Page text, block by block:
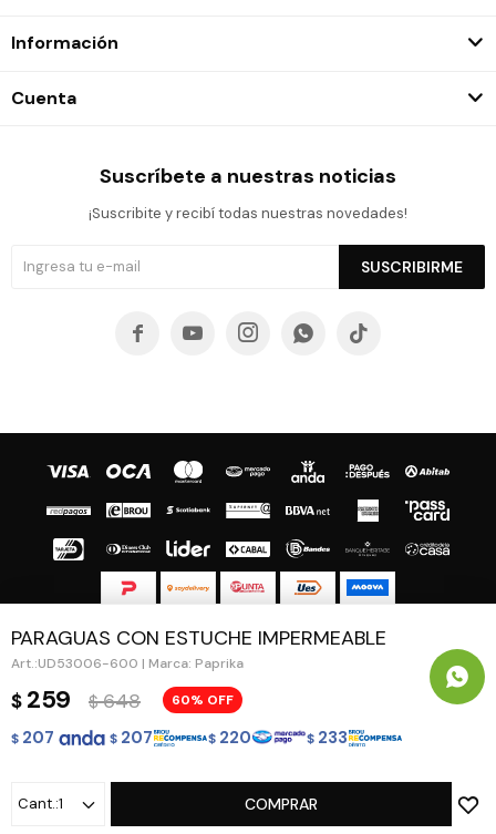
PARAGUAS CON ESTUCHE IMPERMEABLE
UD53006-600 | Marca: Paprika
$ 259 $ 648 60
$ 207 $ 207 $ 220 $ 233
1 COMPRAR
Información
Cuenta
Suscríbete a nuestras noticias
¡Suscribite y recibí todas nuestras novedades!
SUSCRIBIRME
    
© Copyright 2026 / Guapa - Paprika